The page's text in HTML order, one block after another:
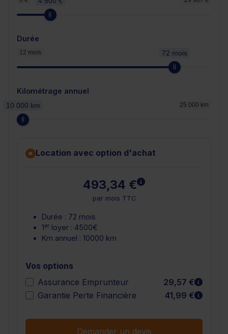
Durée
12 mois 72 mois
Kilométrage annuel
25 000 km
10 000 km
Location avec option d'achat
493,34 € En savoir plus
par mois TTC
Durée : 72 mois
1er loyer : 4500€
Km annuel : 10000 km
Vos options
Assurance Emprunteur
29,57 €
En
Garantie Perte Financière
41,99 € En
Demander un devis